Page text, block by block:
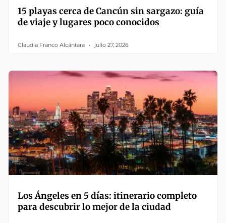
15 playas cerca de Cancún sin sargazo: guía
de viaje y lugares poco conocidos
Claudia Franco Alcántara julio 27, 2026
Los Ángeles en 5 días: itinerario completo
para descubrir lo mejor de la ciudad